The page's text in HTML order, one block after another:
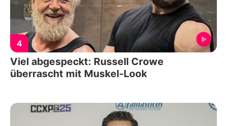
4
Viel abgespeckt: Russell Crowe
überrascht mit Muskel-Look